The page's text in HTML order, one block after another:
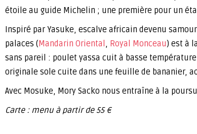
étoile au guide Michelin ; une première pour un
Inspiré par Yasuke, escalve africain devenu
palaces (Mandarin Oriental , Royal Monceau) est à
sans pareil : poulet yassa cuit à basse
originale sole cuite dans une feuille de bananier,
Avec Mosuke, Mory Sacko nous entraîne à la
Carte : menu à partir de 55 €